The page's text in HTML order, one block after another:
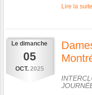
Lire la suite
Le dimanche
05
OCT. 2025